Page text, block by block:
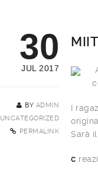
30
JUL 2017
BY ADMIN
UNCATEGORIZED
PERMALINK
I
Sarà
c